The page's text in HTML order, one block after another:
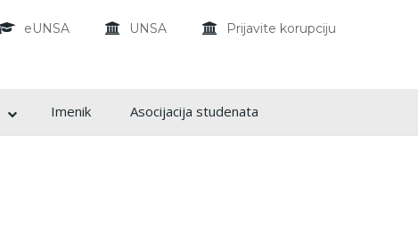
eUNSA UNSA Prijavite korupciju
Imenik Asocijacija studenata